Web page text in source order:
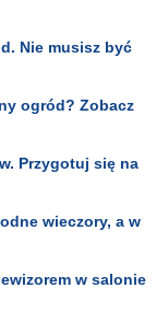
Nie musisz być
ogród? Zobacz
Przygotuj się na
wieczory, a w
w salonie